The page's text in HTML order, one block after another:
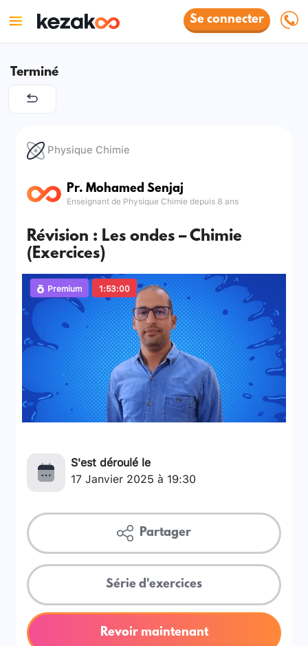
Se connecter
Terminé
Physique Chimie
Pr. Mohamed Senjaj
Enseignant de Physique Chimie depuis 8 ans
Révision : Les ondes – Chimie
(Exercices)
Premium 1:53:00
S'est déroulé le
17 Janvier 2025 à 19:30
Partager
Série d'exercices
Revoir maintenant